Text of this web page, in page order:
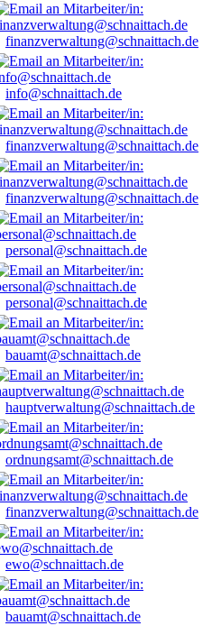
finanzverwaltung@schnaittach.de
info@schnaittach.de
finanzverwaltung@schnaittach.de
finanzverwaltung@schnaittach.de
personal@schnaittach.de
personal@schnaittach.de
bauamt@schnaittach.de
hauptverwaltung@schnaittach.de
ordnungsamt@schnaittach.de
finanzverwaltung@schnaittach.de
ewo@schnaittach.de
bauamt@schnaittach.de